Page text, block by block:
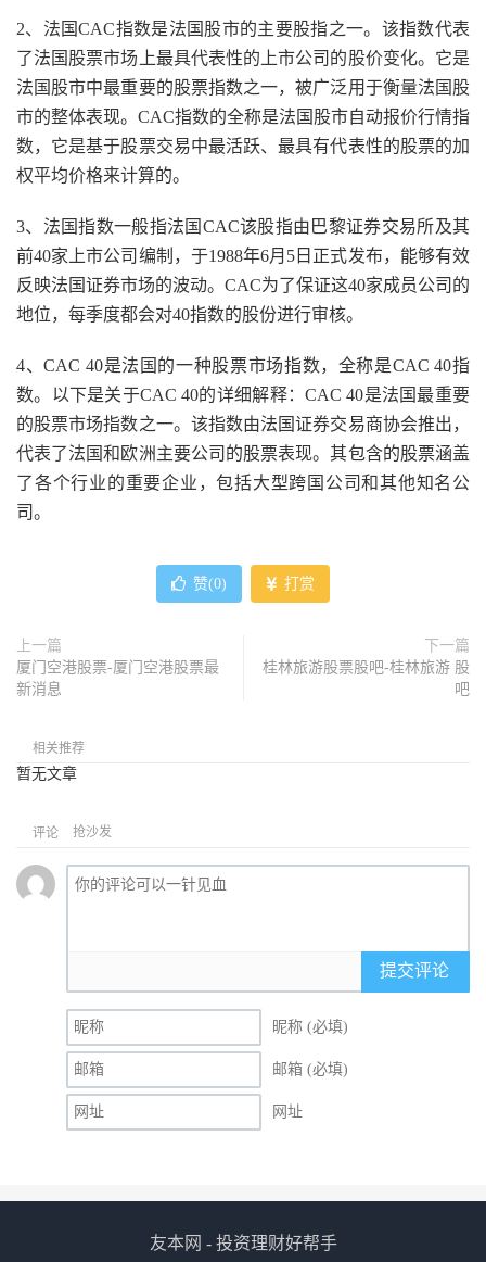
2、法国CAC指数是法国股市的主要股指之一。该指数代表
了法国股票市场上最具代表性的上市公司的股价变化。它是
法国股市中最重要的股票指数之一，被广泛用于衡量法国股
市的整体表现。CAC指数的全称是法国股市自动报价行情指
数，它是基于股票交易中最活跃、最具有代表性的股票的加
权平均价格来计算的。
3、法国指数一般指法国CAC该股指由巴黎证券交易所及其
前40家上市公司编制，于1988年6月5日正式发布，能够有效
反映法国证券市场的波动。CAC为了保证这40家成员公司的
地位，每季度都会对40指数的股份进行审核。
4、CAC 40是法国的一种股票市场指数，全称是CAC 40指
数。以下是关于CAC 40的详细解释：CAC 40是法国最重要
的股票市场指数之一。该指数由法国证券交易商协会推出，
代表了法国和欧洲主要公司的股票表现。其包含的股票涵盖
了各个行业的重要企业，包括大型跨国公司和其他知名公
司。
赞(0) 打赏
上一篇
厦门空港股票-厦门空港股票最
新消息
下一篇
桂林旅游股票股吧-桂林旅游 股
吧
相关推荐
暂无文章
评论 抢沙发
提交评论
昵称 (必填)
邮箱 (必填)
网址
友本网 - 投资理财好帮手